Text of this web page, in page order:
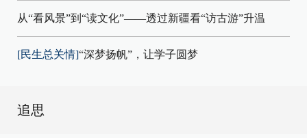
从“看风景”到“读文化”——透过新疆看“访古游”升温
[民生总关情]“深梦扬帆”，让学子圆梦
追思